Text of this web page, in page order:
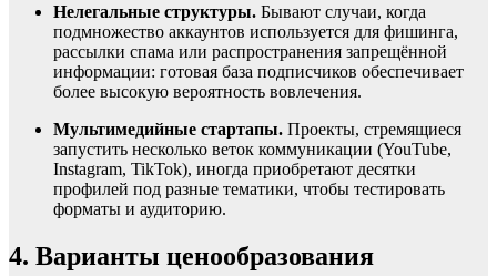
Нелегальные структуры. Бывают случаи, когда
подмножество аккаунтов используется для фишинга,
рассылки спама или распространения запрещённой
информации: готовая база подписчиков обеспечивает
более высокую вероятность вовлечения.
Мультимедийные стартапы. Проекты, стремящиеся
запустить несколько веток коммуникации (YouTube,
Instagram, TikTok), иногда приобретают десятки
профилей под разные тематики, чтобы тестировать
форматы и аудиторию.
4. Варианты ценообразования